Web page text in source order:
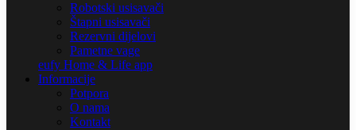
Robotski usisavači
Štapni usisavači
Rezervni dijelovi
Pametne vage
eufy Home & Life app
Informacije
Potpora
O nama
Kontakt